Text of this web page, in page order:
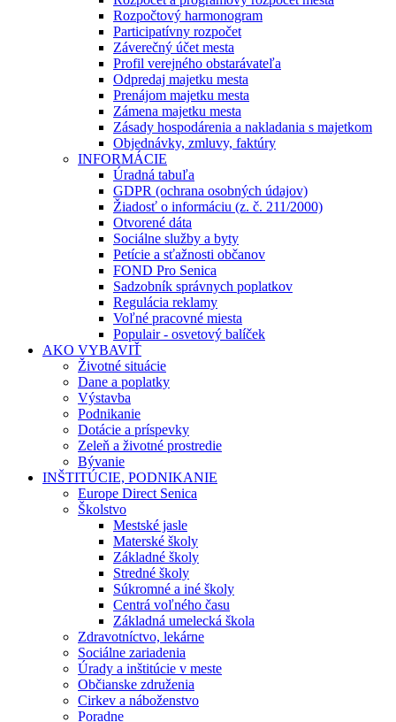
Rozpočtový harmonogram
Participatívny rozpočet
Záverečný účet mesta
Profil verejného obstarávateľa
Odpredaj majetku mesta
Prenájom majetku mesta
Zámena majetku mesta
Zásady hospodárenia a nakladania s majetkom
Objednávky, zmluvy, faktúry
INFORMÁCIE
Úradná tabuľa
GDPR (ochrana osobných údajov)
Žiadosť o informáciu (z. č. 211/2000)
Otvorené dáta
Sociálne služby a byty
Petície a sťažnosti občanov
FOND Pro Senica
Sadzobník správnych poplatkov
Regulácia reklamy
Voľné pracovné miesta
Populair - osvetový balíček
AKO VYBAVIŤ
Životné situácie
Dane a poplatky
Výstavba
Podnikanie
Dotácie a príspevky
Zeleň a životné prostredie
Bývanie
INŠTITÚCIE, PODNIKANIE
Europe Direct Senica
Školstvo
Mestské jasle
Materské školy
Základné školy
Stredné školy
Súkromné a iné školy
Centrá voľného času
Základná umelecká škola
Zdravotníctvo, lekárne
Sociálne zariadenia
Úrady a inštitúcie v meste
Občianske združenia
Cirkev a náboženstvo
Poradne